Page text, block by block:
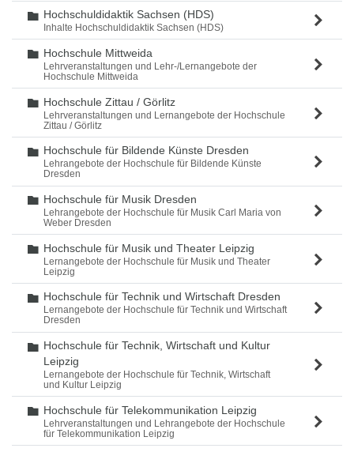
Ordner
Hochschuldidaktik Sachsen (HDS)
Inhalte Hochschuldidaktik Sachsen (HDS)
Ordner
Hochschule Mittweida
Lehrveranstaltungen und Lehr-/Lernangebote der
Hochschule Mittweida
Ordner
Hochschule Zittau / Görlitz
Lehrveranstaltungen und Lernangebote der Hochschule
Zittau / Görlitz
Ordner
Hochschule für Bildende Künste Dresden
Lehrangebote der Hochschule für Bildende Künste
Dresden
Ordner
Hochschule für Musik Dresden
Lehrangebote der Hochschule für Musik Carl Maria von
Weber Dresden
Ordner
Hochschule für Musik und Theater Leipzig
Lernangebote der Hochschule für Musik und Theater
Leipzig
Ordner
Hochschule für Technik und Wirtschaft Dresden
Lernangebote der Hochschule für Technik und Wirtschaft
Dresden
Ordner
Hochschule für Technik, Wirtschaft und Kultur
Leipzig
Lernangebote der Hochschule für Technik, Wirtschaft
und Kultur Leipzig
Ordner
Hochschule für Telekommunikation Leipzig
Lehrveranstaltungen und Lehrangebote der Hochschule
für Telekommunikation Leipzig